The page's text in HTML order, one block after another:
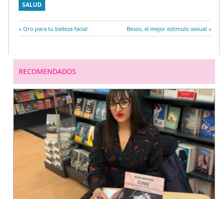
SALUD
de
entradas
Entrada
anterior:
Oro para tu belleza facial
Entrada
siguiente:
Besos, el mejor estimulo sexual
RECOMENDADOS